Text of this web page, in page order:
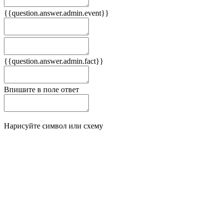
{{question.answer.admin.event}}
{{question.answer.admin.fact}}
Впишите в поле ответ
Нарисуйте символ или схему